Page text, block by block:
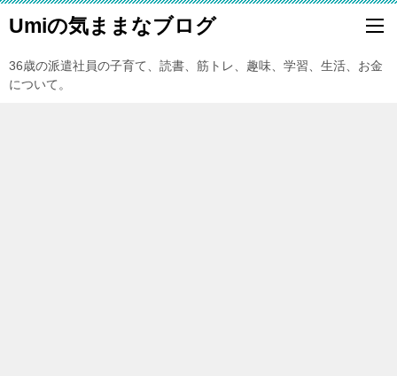
Umiの気ままなブログ
36歳の派遣社員の子育て、読書、筋トレ、趣味、学習、生活、お金
について。